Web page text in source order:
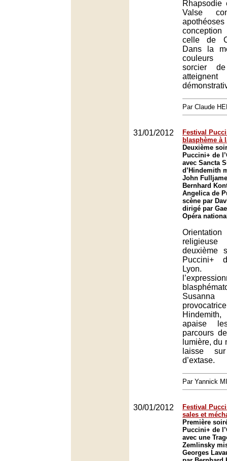
Rhapsodie
Valse
celle de
Dans la
couleurs
sorcier
Par Claude
31/01/2012
Festival
blasphème à
Deuxième
Puccini+ de
avec Sancta
d’Hindemith
John
Bernhard
Angelica de
scène par
dirigé par
Opéra
deuxième
Puccini+
Susanna
apaise
parcours
lumière, du
laisse
d’extase.
Par Yannick
30/01/2012
Festival
sales et
Première
Puccini+ de
avec une
Zemlinsky
Georges